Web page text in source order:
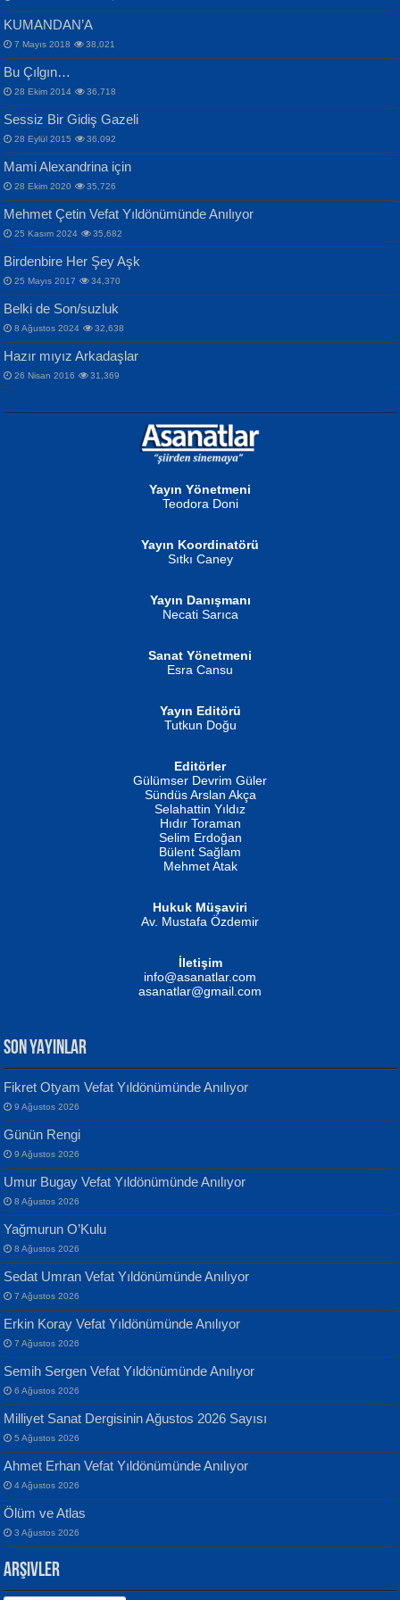
İPEK ACAR SERT
Gazze’nin Şecaati, Ümmetin İmtihanı...
MAHMUT GÜRBÜZ
İbrahim Olmak ve Bitirebilmek...
NURAN KÖSE BAYDAR
İSMAİL OKUTAN
Erkeklerin Kahrolması Ne Demektir
MUSTAFA KELOĞLU
Yarına İz Bırakmak...
ATİLLA ÖZEN
Sultan Olmadan Önce Eyüp...
EKREM KARABABA
Selahattin Yıldız
İdrakimle Üşürken...
Songül Özel
Mahzen...
Ben Deniz Değilim ki...
Evvel Zaman Tanrıçası...
Yılmaz Ekinci
Geceye Söylenen...
Banu Sancak
Defterimden İçeri...
İsmail Aydos
İnkisar...
ERDEM BAYAZIT
Sana, Bana, Vatanıma, Ülkemin
İnsanlarına Dair...
NAZIM HİKMET RAN
Bir Cezaevinde, Tecritteki Adamın
Mektupları...
KUMANDAN’A
7 Mayıs 2018 38,021
Bu Çılgın…
28 Ekim 2014 36,718
Sessiz Bir Gidiş Gazeli
28 Eylül 2015 36,092
Mami Alexandrina için
28 Ekim 2020 35,726
Mehmet Çetin Vefat Yıldönümünde Anılıyor
25 Kasım 2024 35,682
Birdenbire Her Şey Aşk
25 Mayıs 2017 34,370
Belki de Son/suzluk
8 Ağustos 2024 32,638
Hazır mıyız Arkadaşlar
26 Nisan 2016 31,369
Yayın Yönetmeni
Teodora Doni
Yayın Koordinatörü
Sıtkı Caney
Yayın Danışmanı
Necati Sarıca
Sanat Yönetmeni
Esra Cansu
Yayın Editörü
Tutkun Doğu
Editörler
Gülümser Devrim Güler
Sündüs Arslan Akça
Selahattin Yıldız
Hıdır Toraman
Selim Erdoğan
Bülent Sağlam
Mehmet Atak
Hukuk Müşaviri
Av. Mustafa Özdemir
İletişim
info@asanatlar.com
asanatlar@gmail.com
SON YAYINLAR
Fikret Otyam Vefat Yıldönümünde Anılıyor
9 Ağustos 2026
Günün Rengi
9 Ağustos 2026
Umur Bugay Vefat Yıldönümünde Anılıyor
8 Ağustos 2026
Yağmurun O’Kulu
8 Ağustos 2026
Sedat Umran Vefat Yıldönümünde Anılıyor
7 Ağustos 2026
Erkin Koray Vefat Yıldönümünde Anılıyor
7 Ağustos 2026
Semih Sergen Vefat Yıldönümünde Anılıyor
6 Ağustos 2026
Milliyet Sanat Dergisinin Ağustos 2026 Sayısı
5 Ağustos 2026
Ahmet Erhan Vefat Yıldönümünde Anılıyor
4 Ağustos 2026
Ölüm ve Atlas
3 Ağustos 2026
Arşivler